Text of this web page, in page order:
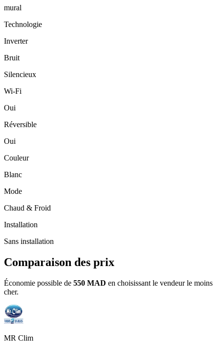
mural
Technologie
Inverter
Bruit
Silencieux
Wi-Fi
Oui
Réversible
Oui
Couleur
Blanc
Mode
Chaud & Froid
Installation
Sans installation
Comparaison des prix
Économie possible de 550 MAD en choisissant le vendeur le moins
cher.
MR Clim